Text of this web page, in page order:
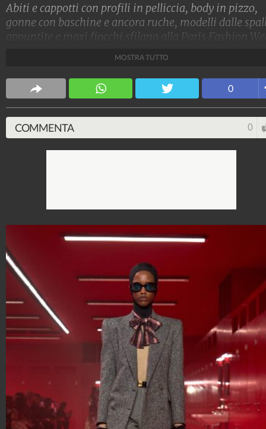
Abiti e cappotti con profili in pelliccia, body in pizzo,
gonne con baschine e ancora ruche, modelli dalle
appuntite e maxi fiocchi sfilano alla Paris Fashion
Stile e trend
MOSTRA TUTTO
0
COMMENTA 0